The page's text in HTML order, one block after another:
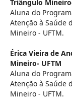
Triângulo
Aluna do
Atenção à Saúde
Mineiro - UFTM.
Érica Vieira de
Mineiro- UFTM
Aluna do
Atenção à Saúde
Mineiro - UFTM.